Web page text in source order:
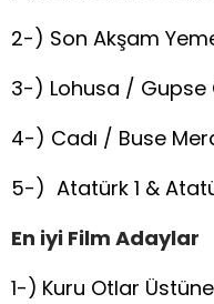
2-) Son Akşam
3-) Lohusa / Gupse
4-) Cadı / Buse
5-) Atatürk 1 &
En iyi Film Adaylar
1-) Kuru Otlar Üstüne